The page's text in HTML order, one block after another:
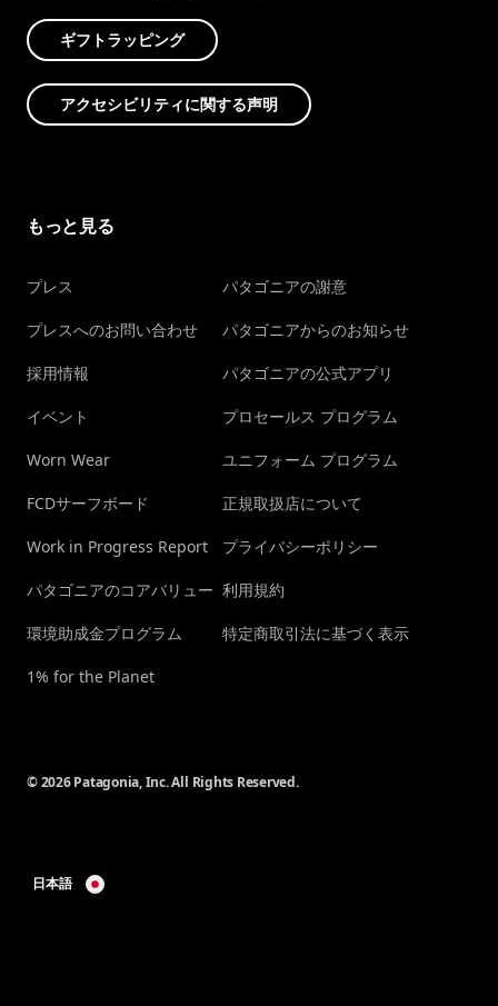
ギフトラッピング
アクセシビリティに関する声明
もっと見る
プレス
プレスへのお問い合わせ
採用情報
イベント
Worn Wear
FCDサーフボード
Work in Progress Report
パタゴニアのコアバリュー
環境助成金プログラム
1% for the Planet
パタゴニアの謝意
パタゴニアからのお知らせ
パタゴニアの公式アプリ
プロセールス プログラム
ユニフォーム プログラム
正規取扱店について
プライバシーポリシー
利用規約
特定商取引法に基づく表示
© 2026 Patagonia, Inc. All Rights Reserved.
日本語